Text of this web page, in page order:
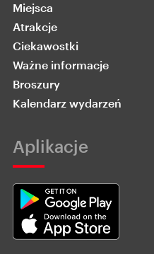
Miejsca
Atrakcje
Ciekawostki
Ważne informacje
Broszury
Kalendarz wydarzeń
Aplikacje